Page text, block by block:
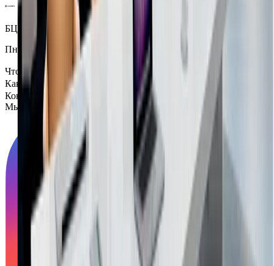
БЦ Ванкэ, Фошань, Гуандун, Китай
Пн–Пт 5:00–14:00 (Мск)
Что посмотреть
Как всё устроено
Контакты
Мы в социальных сетях